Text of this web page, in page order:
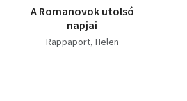
A Romanovok utolsó
napjai
Rappaport, Helen